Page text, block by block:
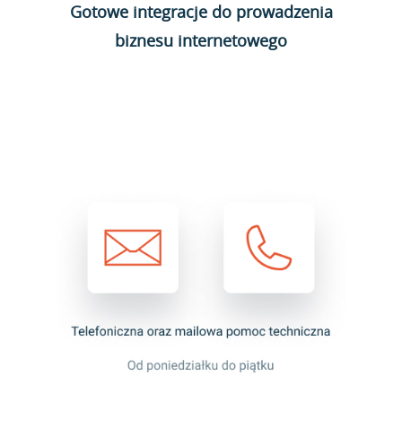
Gotowe integracje do prowadzenia
biznesu internetowego